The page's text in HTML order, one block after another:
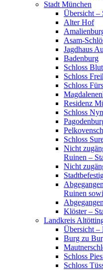
Stadt München
Übersicht –
Alter Hof
Asam-
Jagdhaus
Badenburg
Schloss
Schloss
Schloss
Residenz
Schloss
Schloss
Nicht
Ruinen –
Nicht
Ruinen
Klöster –
Landkreis
Übersicht –
Burg zu
Schloss
Schloss